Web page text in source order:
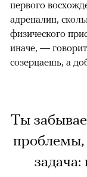
первого
адреналин,
физического
иначе, —
созерцаешь, а
Ты
проблемы,